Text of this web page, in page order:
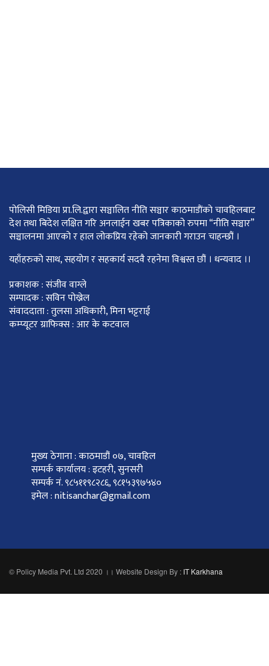
पोलिसी मिडिया प्रा.लि.द्वारा सञ्चालित नीति सञ्चार काठमाडाैंकाे चावहिलबाट
देश तथा बिदेश लक्षित गरि अनलाईन खबर पत्रिकाको रुपमा “नीति सञ्चार”
सञ्चालनमा आएको र हाल लोकप्रिय रहेको जानकारी गराउन चाहन्छौं ।
यहाँहरुको साथ, सहयोग र सहकार्य सदवै रहनेमा विश्वस्त छौं । धन्यवाद ।।
प्रकाशक : संजीव वाग्ले
सम्पादक : सविन पोख्रेल
संवाददाता : तुलसा अधिकारी, मिना भट्टराई
कम्प्यूटर ग्राफिक्स : आर के कटवाल
मुख्य ठेगाना : काठमाडौं ०७, चावहिल
सम्पर्क कार्यालय : इटहरी, सुनसरी
सम्पर्क नं. ९८५११९८२८६, ९८१५३९७५४०
इमेल : nitisanchar@gmail.com
© Policy Media Pvt. Ltd 2020 ।। Website Design By : IT Karkhana